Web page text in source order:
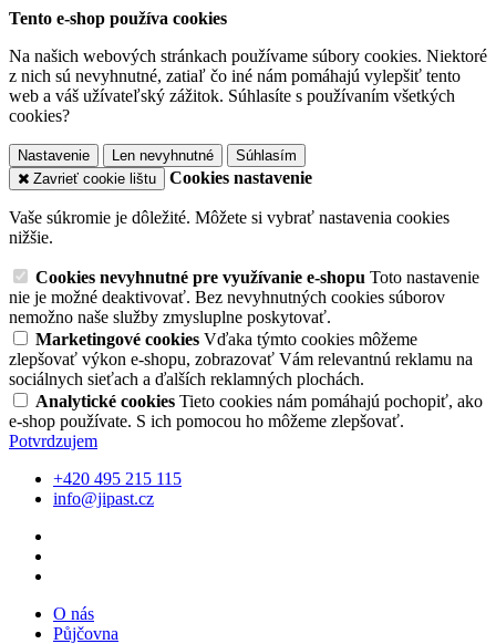
Tento e-shop používa cookies
Na našich webových stránkach používame súbory cookies. Niektoré
z nich sú nevyhnutné, zatiaľ čo iné nám pomáhajú vylepšiť tento
web a váš užívateľský zážitok. Súhlasíte s používaním všetkých
cookies?
Nastavenie Len nevyhnutné
Súhlasím
Zavrieť cookie lištu
Cookies nastavenie
Vaše súkromie je dôležité. Môžete si vybrať nastavenia cookies
nižšie.
Cookies nevyhnutné pre využívanie e-shopu Toto nastavenie
nie je možné deaktivovať. Bez nevyhnutných cookies súborov
nemožno naše služby zmysluplne poskytovať.
Marketingové cookies Vďaka týmto cookies môžeme
zlepšovať výkon e-shopu, zobrazovať Vám relevantnú reklamu na
sociálnych sieťach a ďalších reklamných plochách.
Analytické cookies Tieto cookies nám pomáhajú pochopiť, ako
e-shop používate. S ich pomocou ho môžeme zlepšovať.
Potvrdzujem
+420 495 215 115
info@jipast.cz
O nás
Půjčovna